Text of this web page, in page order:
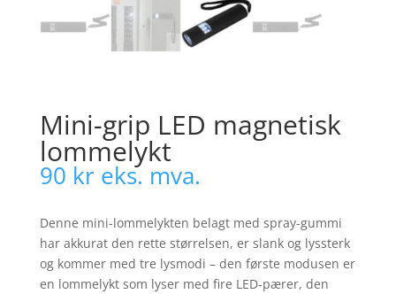
Mini-grip LED magnetisk
lommelykt
90 kr eks. mva.
Denne mini-lommelykten belagt med spray-gummi
har akkurat den rette størrelsen, er slank og lyssterk
og kommer med tre lysmodi – den første modusen er
en lommelykt som lyser med fire LED-pærer, den